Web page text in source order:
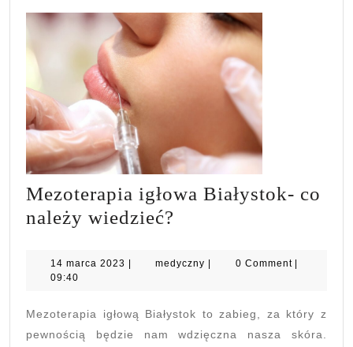
Mezoterapia igłowa Białystok- co
należy wiedzieć?
Białystok-
należy
wiedzieć?
14 marca 2023 14
| medyczny medyczny
| 0 Comment |
09:40
Mezoterapia igłową Białystok to zabieg, za który z
pewnością będzie nam wdzięczna nasza skóra.